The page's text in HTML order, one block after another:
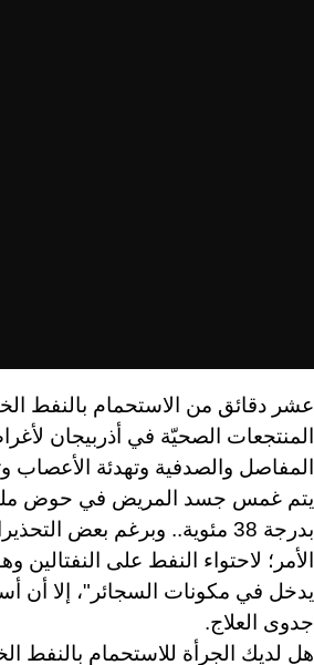
عشر دقائق من الاستحمام بالنفط
المنتجعات الصحيّة في أذربيجان
المفاصل والصدفية وتهدئة
يتم غمس جسد المريض في حوض
بدرجة 38 مئوية.. وبرغم بعض
الأمر؛ لاحتواء النفط على
يدخل في مكونات السجائر"، إلا أن
جدوى العلاج.
هل لديك الجرأة للاستحمام بالنفط